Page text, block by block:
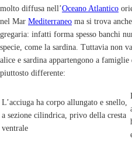
molto diffusa nell’Oceano Atlantico
nel Mar Mediterraneo ma si trova
gregaria: infatti forma spesso banchi
specie, come la sardina. Tuttavia non
alice e sardina appartengono a famiglie
piuttosto differente:
L’acciuga ha corpo allungato e snello,
a sezione cilindrica, privo della cresta
ventrale